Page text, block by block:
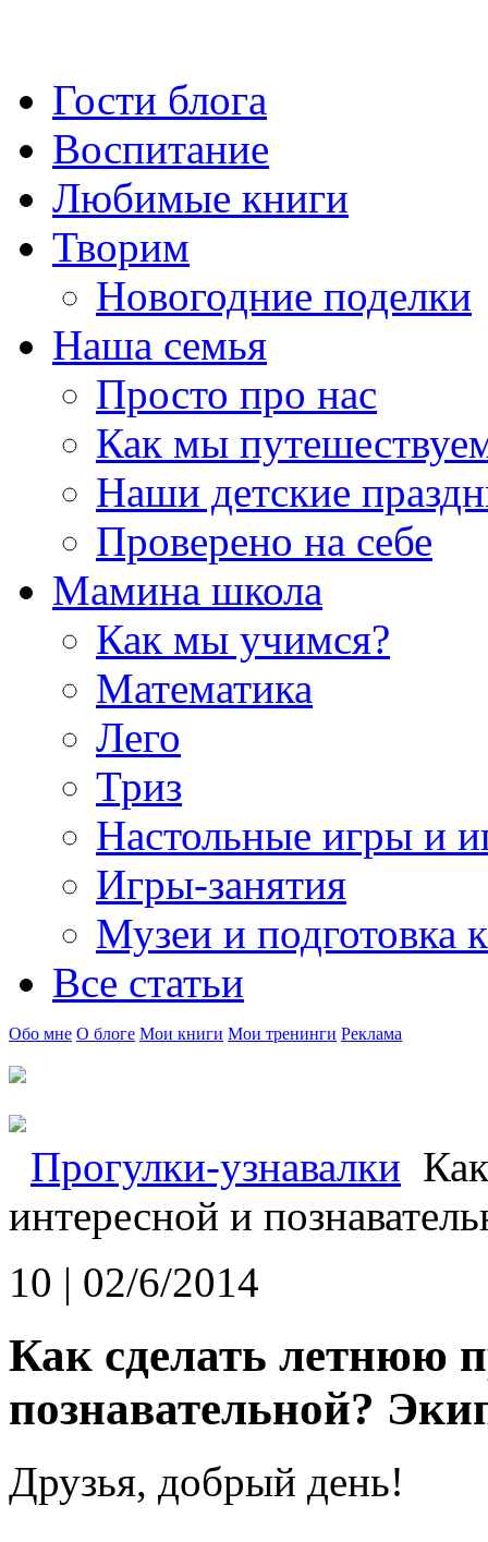
Гости блога
Воспитание
Любимые книги
Творим
Новогодние поделки
Наша семья
Просто про нас
Как мы
Наши детские
Проверено на себе
Мамина школа
Как мы учимся?
Математика
Лего
Триз
Настольные игры и
Игры-занятия
Музеи и подготовка
Все статьи
Обо мне О блоге Мои книги Мои тренинги Реклама
Прогулки-узнавалки
интересной и
10 | 02/6/2014
Как сделать летнюю
познавательной?
Друзья, добрый день!